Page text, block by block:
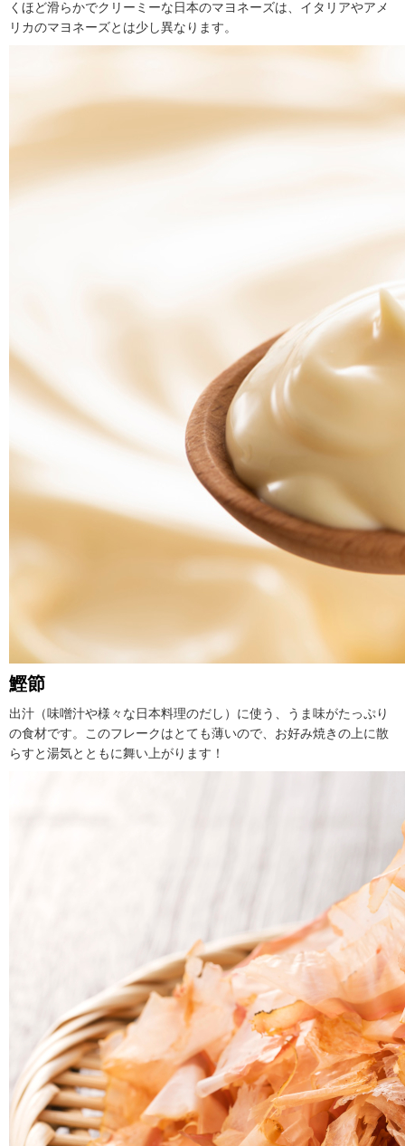
くほど滑らかでクリーミーな日本のマヨネーズは、イタリアやアメ
リカのマヨネーズとは少し異なります。
鰹節
出汁（味噌汁や様々な日本料理のだし）に使う、うま味がたっぷり
の食材です。このフレークはとても薄いので、お好み焼きの上に散
らすと湯気とともに舞い上がります！